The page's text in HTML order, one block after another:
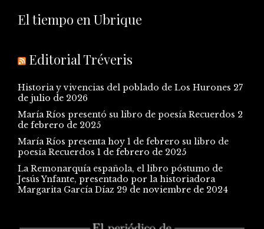
El tiempo en Ubrique
Editorial Tréveris
Historia y vivencias del poblado de Los Hurones 27
de julio de 2026
María Ríos presentó su libro de poesía Recuerdos 2
de febrero de 2025
María Ríos presenta hoy 1 de febrero su libro de
poesía Recuerdos 1 de febrero de 2025
La Remonarquía española, el libro póstumo de
Jesús Ynfante, presentado por la historiadora
Margarita García Díaz 29 de noviembre de 2024